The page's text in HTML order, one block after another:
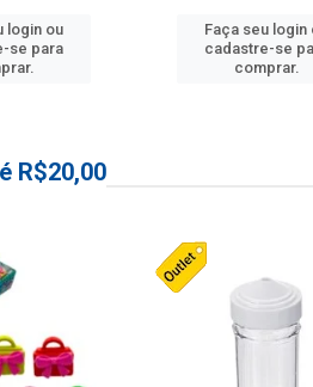
login ou
se para
Faça seu login
cadastre-se
comprar.
R$20,00